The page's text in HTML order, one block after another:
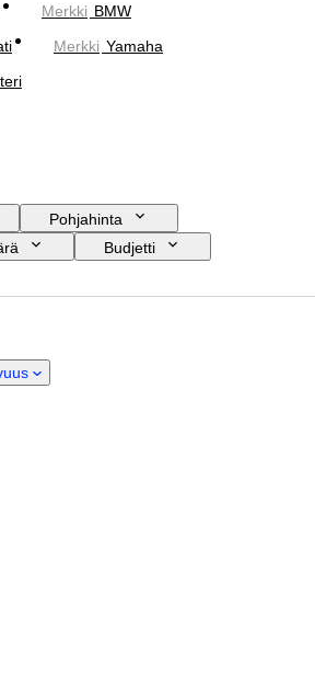
Merkki BMW
Merkki Yamaha
Pohjahinta
Budjetti